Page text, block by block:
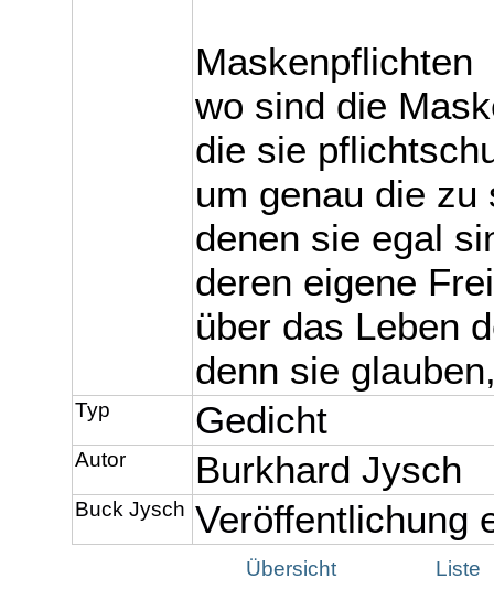
Maskenpflichten
wo sind die
die sie
um genau die zu
denen sie egal
deren eigene
über das Leben
denn sie
Typ Gedicht
Autor Burkhard Jysch
Buck Jysch Veröffentlichung
Übersicht Liste